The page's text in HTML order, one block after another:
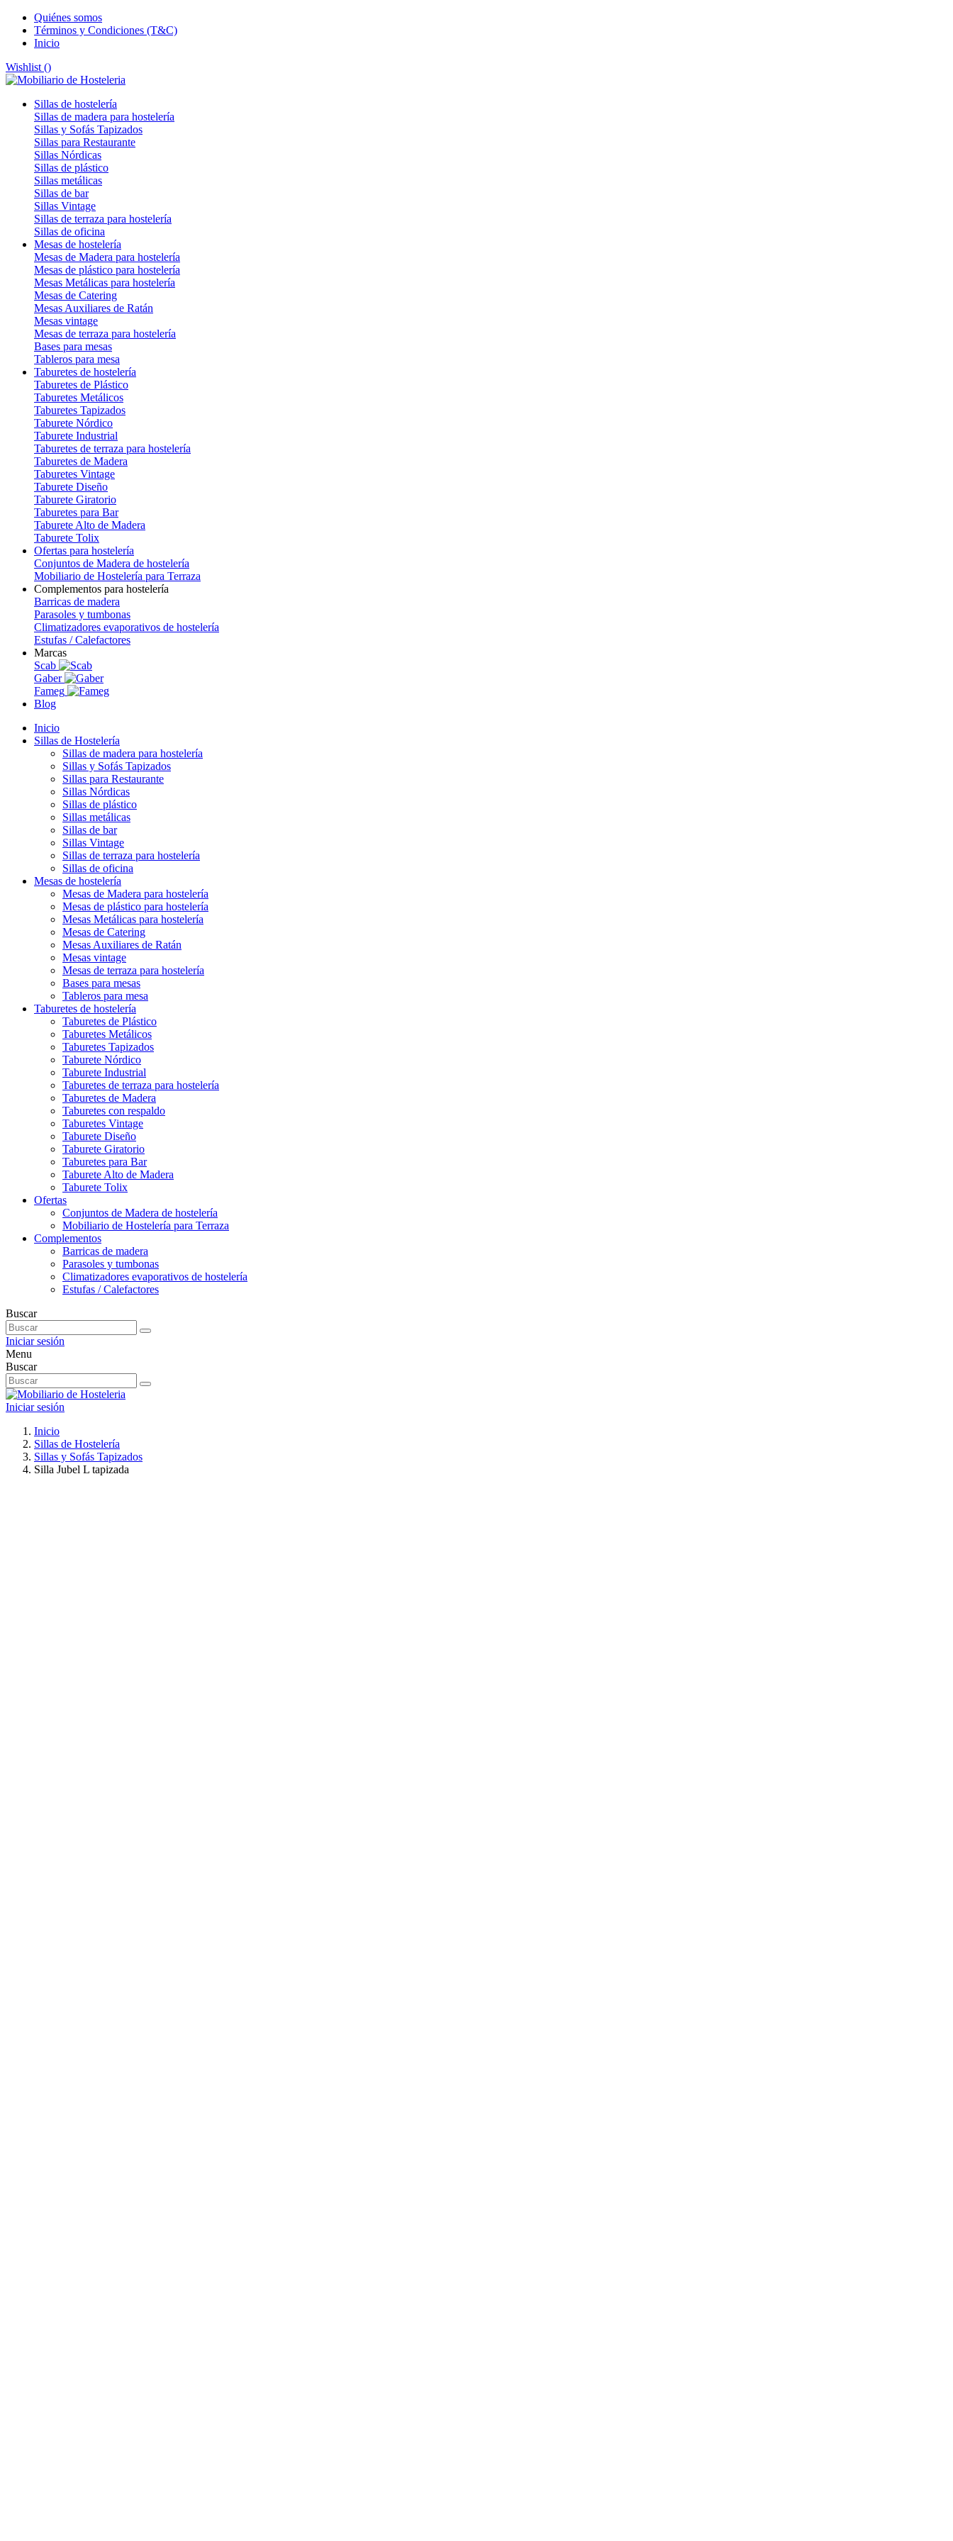
Quiénes somos
Términos y Condiciones (T&C)
Inicio
Wishlist ()
Sillas de hostelería
Sillas de madera para hostelería
Sillas y Sofás Tapizados
Sillas para Restaurante
Sillas Nórdicas
Sillas de plástico
Sillas metálicas
Sillas de bar
Sillas Vintage
Sillas de terraza para hostelería
Sillas de oficina
Mesas de hostelería
Mesas de Madera para hostelería
Mesas de plástico para hostelería
Mesas Metálicas para hostelería
Mesas de Catering
Mesas Auxiliares de Ratán
Mesas vintage
Mesas de terraza para hostelería
Bases para mesas
Tableros para mesa
Taburetes de hostelería
Taburetes de Plástico
Taburetes Metálicos
Taburetes Tapizados
Taburete Nórdico
Taburete Industrial
Taburetes de terraza para hostelería
Taburetes de Madera
Taburetes Vintage
Taburete Diseño
Taburete Giratorio
Taburetes para Bar
Taburete Alto de Madera
Taburete Tolix
Ofertas para hostelería
Conjuntos de Madera de hostelería
Mobiliario de Hostelería para Terraza
Complementos para hostelería
Barricas de madera
Parasoles y tumbonas
Climatizadores evaporativos de hostelería
Estufas / Calefactores
Marcas
Scab
Gaber
Fameg
Blog
Inicio
Sillas de Hostelería
Sillas de madera para hostelería
Sillas y Sofás Tapizados
Sillas para Restaurante
Sillas Nórdicas
Sillas de plástico
Sillas metálicas
Sillas de bar
Sillas Vintage
Sillas de terraza para hostelería
Sillas de oficina
Mesas de hostelería
Mesas de Madera para hostelería
Mesas de plástico para hostelería
Mesas Metálicas para hostelería
Mesas de Catering
Mesas Auxiliares de Ratán
Mesas vintage
Mesas de terraza para hostelería
Bases para mesas
Tableros para mesa
Taburetes de hostelería
Taburetes de Plástico
Taburetes Metálicos
Taburetes Tapizados
Taburete Nórdico
Taburete Industrial
Taburetes de terraza para hostelería
Taburetes de Madera
Taburetes con respaldo
Taburetes Vintage
Taburete Diseño
Taburete Giratorio
Taburetes para Bar
Taburete Alto de Madera
Taburete Tolix
Ofertas
Conjuntos de Madera de hostelería
Mobiliario de Hostelería para Terraza
Complementos
Barricas de madera
Parasoles y tumbonas
Climatizadores evaporativos de hostelería
Estufas / Calefactores
Buscar
Iniciar sesión
Menu
Buscar
Iniciar sesión
Inicio
Sillas de Hostelería
Sillas y Sofás Tapizados
Silla Jubel L tapizada